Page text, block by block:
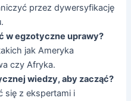
przez dywersyfikację
w egzotyczne uprawy?
jak Ameryka
czy Afryka.
wiedzy, aby zacząć?
się z ekspertami i